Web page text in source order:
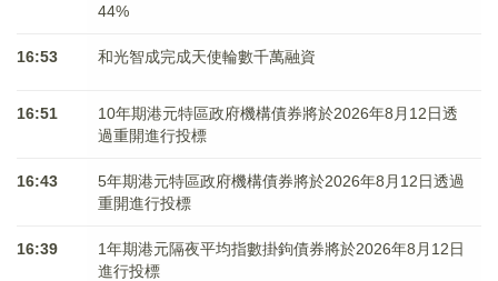
44%
16:53 和光智成完成天使輪數千萬融資
16:51
10年期港元特區政府機構債券將於2026年8月12日透
過重開進行投標
16:43
5年期港元特區政府機構債券將於2026年8月12日透過
重開進行投標
16:39
1年期港元隔夜平均指數掛鉤債券將於2026年8月12日
進行投標